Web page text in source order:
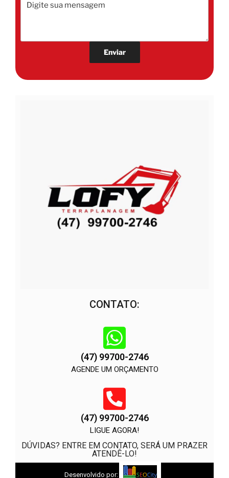
CONTATO:
(47) 99700-2746
AGENDE UM ORÇAMENTO
(47) 99700-2746
LIGUE AGORA!
DÚVIDAS? ENTRE EM CONTATO, SERÁ UM PRAZER
ATENDÊ-LO!
Desenvolvido por: